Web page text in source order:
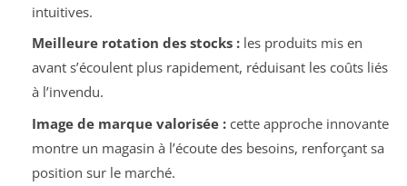
intuitives.
Meilleure rotation des stocks :les produits mis en
avant s’écoulent plus rapidement, réduisant les coûts liés
à l’invendu.
Image de marque valorisée :cette approche innovante
montre un magasin à l’écoute des besoins, renforçant sa
position sur le marché.